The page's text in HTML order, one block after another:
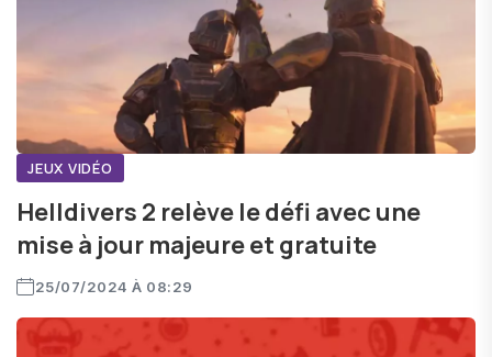
JEUX VIDÉO
Helldivers 2 relève le défi avec une
mise à jour majeure et gratuite
25/07/2024 À 08:29